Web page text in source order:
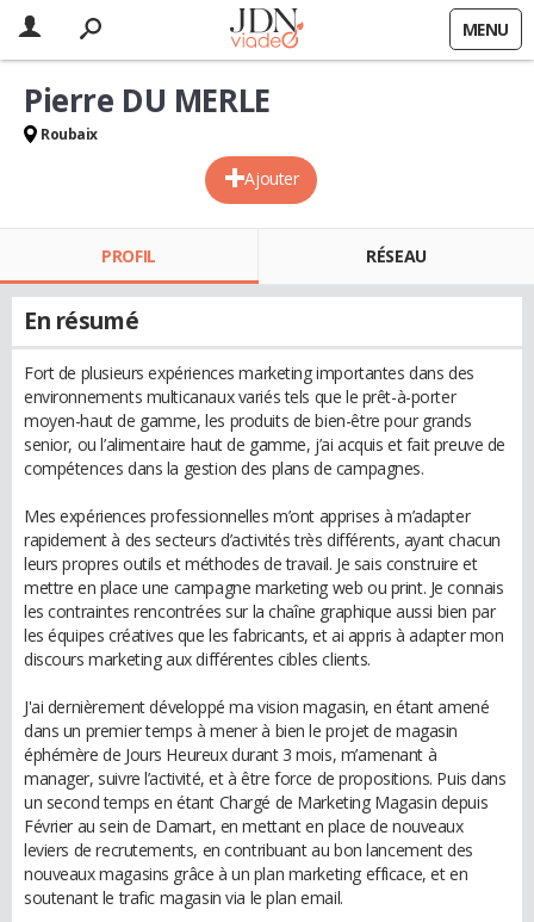
MENU
Ajouter
Pierre DU MERLE
Roubaix
PROFIL RÉSEAU
En résumé
Fort de plusieurs expériences marketing importantes dans des
environnements multicanaux variés tels que le prêt-à-porter
moyen-haut de gamme, les produits de bien-être pour grands
senior, ou l’alimentaire haut de gamme, j’ai acquis et fait preuve de
compétences dans la gestion des plans de campagnes.
Mes expériences professionnelles m’ont apprises à m’adapter
rapidement à des secteurs d’activités très différents, ayant chacun
leurs propres outils et méthodes de travail. Je sais construire et
mettre en place une campagne marketing web ou print. Je connais
les contraintes rencontrées sur la chaîne graphique aussi bien par
les équipes créatives que les fabricants, et ai appris à adapter mon
discours marketing aux différentes cibles clients.
J'ai dernièrement développé ma vision magasin, en étant amené
dans un premier temps à mener à bien le projet de magasin
éphémère de Jours Heureux durant 3 mois, m’amenant à
manager, suivre l’activité, et à être force de propositions. Puis dans
un second temps en étant Chargé de Marketing Magasin depuis
Février au sein de Damart, en mettant en place de nouveaux
leviers de recrutements, en contribuant au bon lancement des
nouveaux magasins grâce à un plan marketing efficace, et en
soutenant le trafic magasin via le plan email.